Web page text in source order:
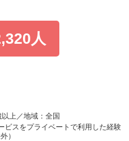
人
上／地域：全国
ビスをプライベートで利用した経験
）